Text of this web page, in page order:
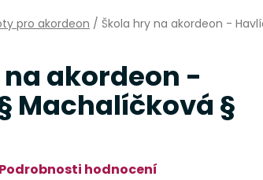
pro akordeon / Škola hry na akordeon -
akordeon -
Machalíčková §
Podrobnosti hodnocení